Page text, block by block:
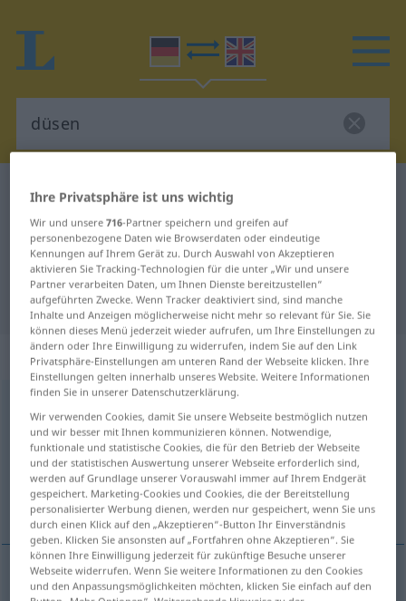
Deutsch-Englisch Wörterbuch
Deutsch-Englisch Übersetzung für
"düsen"
"düsen" Englisch Übersetzung
„düsen“: intransitives Verb
Übersicht aller Übersetzungen
(Für mehr Details die Übersetzung anklicken/antippen)
dash, whizz, zoom jet
dash, whiz(z),zoom düsensich schnell bewegen
Ihre Privatsphäre ist uns wichtig
Wir und unsere716-Partner speichern und greifen auf
personenbezogene Daten wie Browserdaten oder eindeutige
Kennungen auf Ihrem Gerät zu. Durch Auswahl von Akzeptieren
aktivieren Sie Tracking-Technologien für die unter „Wir und unsere
Partner verarbeiten Daten, um Ihnen Dienste bereitzustellen“
aufgeführten Zwecke. Wenn Tracker deaktiviert sind, sind manche
Inhalte und Anzeigen möglicherweise nicht mehr so relevant für Sie. Sie
können dieses Menü jederzeit wieder aufrufen, um Ihre Einstellungen zu
ändern oder Ihre Einwilligung zu widerrufen, indem Sie auf den Link
Privatsphäre-Einstellungen am unteren Rand der Webseite klicken. Ihre
Einstellungen gelten innerhalb unseres Website. Weitere Informationen
finden Sie in unserer Datenschutzerklärung.
Wir verwenden Cookies, damit Sie unsere Webseite bestmöglich nutzen
und wir besser mit Ihnen kommunizieren können. Notwendige,
funktionale und statistische Cookies, die für den Betrieb der Webseite
und der statistischen Auswertung unserer Webseite erforderlich sind,
werden auf Grundlage unserer Vorauswahl immer auf Ihrem Endgerät
gespeichert. Marketing-Cookies und Cookies, die der Bereitstellung
personalisierter Werbung dienen, werden nur gespeichert, wenn Sie uns
durch einen Klick auf den „Akzeptieren“-Button Ihr Einverständnis
geben. Klicken Sie ansonsten auf „Fortfahren ohne Akzeptieren“. Sie
können Ihre Einwilligung jederzeit für zukünftige Besuche unserer
Webseite widerrufen. Wenn Sie weitere Informationen zu den Cookies
und den Anpassungsmöglichkeiten möchten, klicken Sie einfach auf den